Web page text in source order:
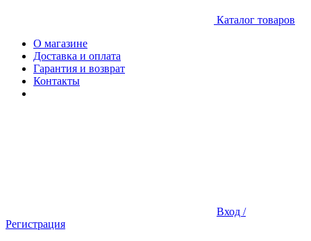
Каталог товаров
О магазине
Доставка и оплата
Гарантия и возврат
Контакты
Вход /
Регистрация